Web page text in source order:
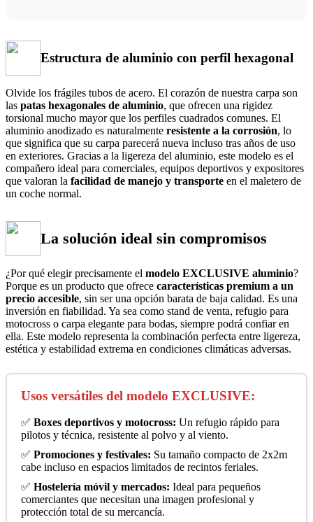
Estructura de aluminio con perfil hexagonal
Olvide los frágiles tubos de acero. El corazón de nuestra carpa son
las patas hexagonales de aluminio, que ofrecen una rigidez
torsional mucho mayor que los perfiles cuadrados comunes. El
aluminio anodizado es naturalmente resistente a la corrosión, lo
que significa que su carpa parecerá nueva incluso tras años de uso
en exteriores. Gracias a la ligereza del aluminio, este modelo es el
compañero ideal para comerciales, equipos deportivos y expositores
que valoran la facilidad de manejo y transporte en el maletero de
un coche normal.
La solución ideal sin compromisos
¿Por qué elegir precisamente el modelo EXCLUSIVE aluminio?
Porque es un producto que ofrece características premium a un
precio accesible, sin ser una opción barata de baja calidad. Es una
inversión en fiabilidad. Ya sea como stand de venta, refugio para
motocross o carpa elegante para bodas, siempre podrá confiar en
ella. Este modelo representa la combinación perfecta entre ligereza,
estética y estabilidad extrema en condiciones climáticas adversas.
Usos versátiles del modelo EXCLUSIVE:
✅ Boxes deportivos y motocross: Un refugio rápido para
pilotos y técnica, resistente al polvo y al viento.
✅ Promociones y festivales: Su tamaño compacto de 2x2m
cabe incluso en espacios limitados de recintos feriales.
✅ Hostelería móvil y mercados: Ideal para pequeños
comerciantes que necesitan una imagen profesional y
protección total de su mercancía.